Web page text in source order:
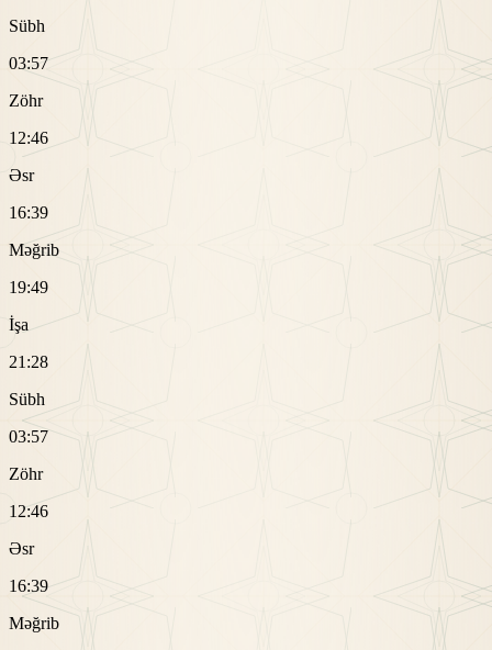
Sübh
03:57
Zöhr
12:46
Əsr
16:39
Məğrib
19:49
İşa
21:28
Sübh
03:57
Zöhr
12:46
Əsr
16:39
Məğrib